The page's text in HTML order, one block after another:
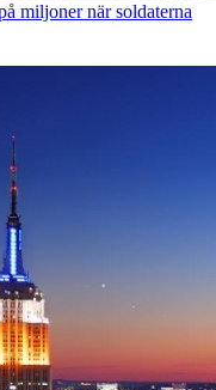
miljoner när soldaterna